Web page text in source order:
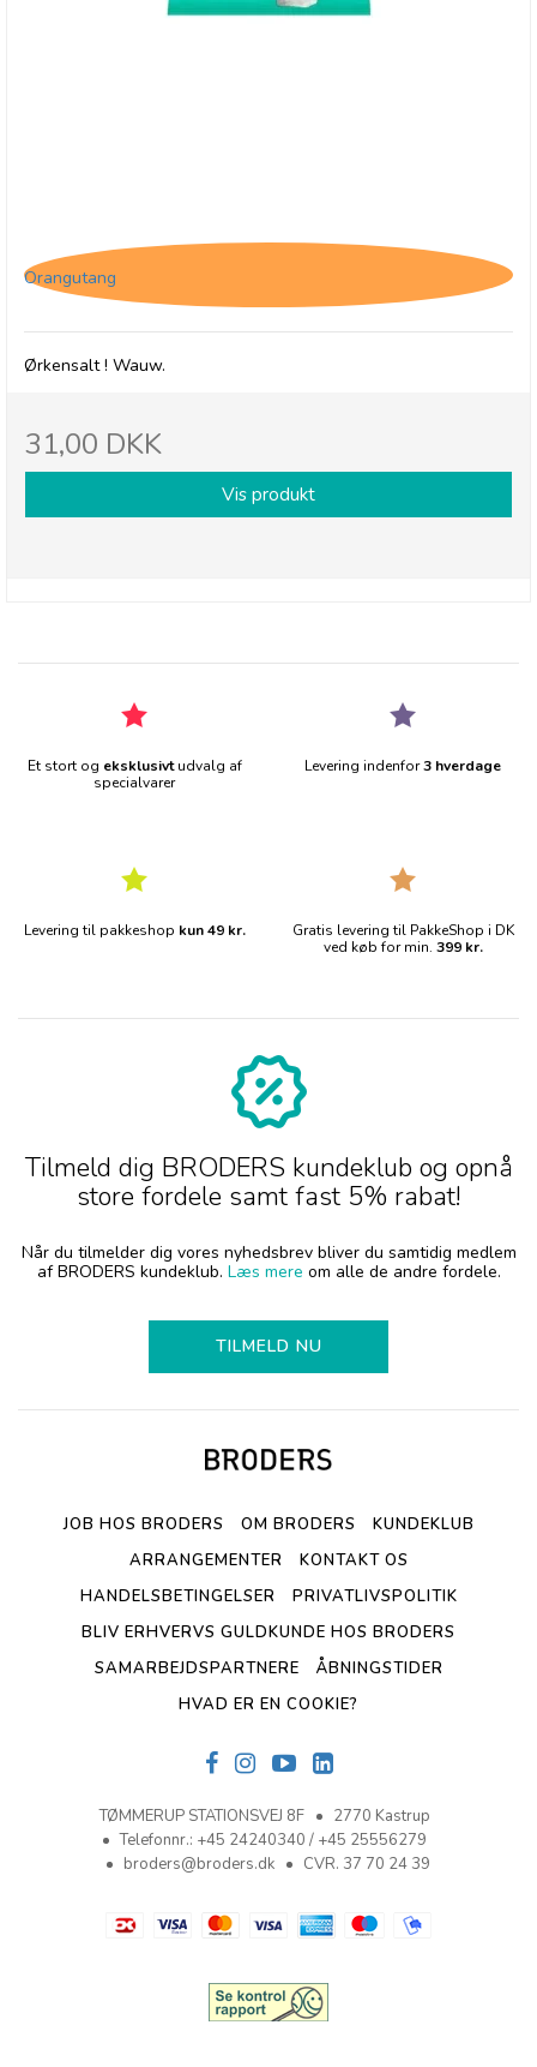
Orangutang
Ørkensalt ! Wauw.
31,00 DKK
Vis produkt
Et stort og eksklusivtudvalg af
specialvarer
Levering indenfor3 hverdage
Levering til pakkeshop kun 49 kr.
Gratis levering til PakkeShop i DK
ved køb for min. 399 kr.
Tilmeld dig BRODERS kundeklub og opnå
store fordele samt fast 5% rabat!
Når du tilmelder dig vores nyhedsbrev bliver du samtidig medlem
af BRODERS kundeklub. Læs mere om alle de andre fordele.
TILMELD NU
JOB HOS BRODERS OM BRODERS
KUNDEKLUB
ARRANGEMENTER
KONTAKT OS
HANDELSBETINGELSER
PRIVATLIVSPOLITIK
BLIV ERHVERVS GULDKUNDE HOS BRODERS
SAMARBEJDSPARTNERE
ÅBNINGSTIDER
HVAD ER EN COOKIE?
TØMMERUP STATIONSVEJ 8F
2770 Kastrup
Telefonnr.: +45 24240340 / +45 25556279
broders@broders.dk
CVR. 37 70 24 39